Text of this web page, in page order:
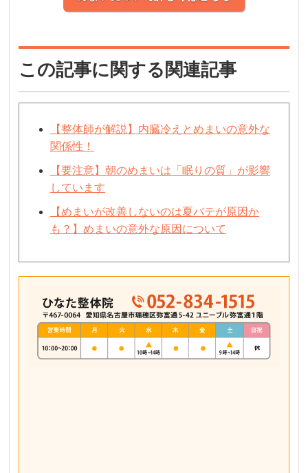
この記事に関する関連記事
【整体師が解説】内臓冷えとめまいの意外な
関係性！
【要注意】朝のめまいは「眠りの質」が影響
しています
【めまいが改善しないのは夏バテが原因か
も？】めまいの意外な原因について